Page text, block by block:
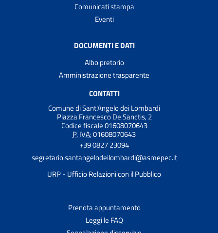
Comunicati stampa
Eventi
DOCUMENTI E DATI
Albo pretorio
Amministrazione trasparente
CONTATTI
Comune di Sant'Angelo dei Lombardi
Piazza Francesco De Sanctis, 2
Codice fiscale 01608070643
P. IVA:01608070643
+39 0827 23094
segretario.santangelodeilombardi@asmepec.it
URP - Ufficio Relazioni con il Pubblico
Prenota appuntamento
Leggi le FAQ